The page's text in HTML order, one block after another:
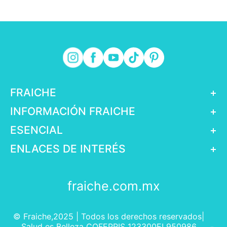
FRAICHE
+
INFORMACIÓN FRAICHE
+
ESENCIAL
+
ENLACES DE INTERÉS
+
fraiche.com.mx
© Fraiche,2025 | Todos los derechos reservados|